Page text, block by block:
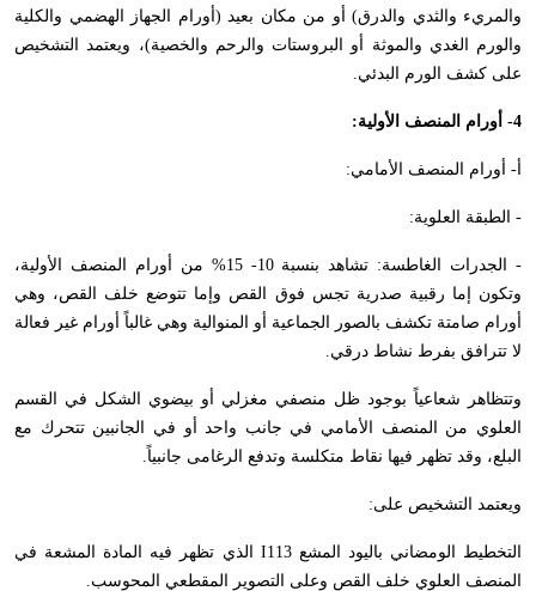
والمريء والثدي والدرق) أو من مكان بعيد (أورام الجهاز الهضمي والكلية
والورم الغدي والموثة أو البروستات والرحم والخصية)، ويعتمد التشخيص
على كشف الورم البدئي.
4- أورام المنصف الأولية:
أ- أورام المنصف الأمامي:
- الطبقة العلوية:
- الجدرات الغاطسة: تشاهد بنسبة 10- 15% من أورام المنصف الأولية،
وتكون إما رقبية صدرية تجس فوق القص وإما تتوضع خلف القص، وهي
أورام صامتة تكشف بالصور الجماعية أو المنوالية وهي غالباً أورام غير فعالة
لا تترافق بفرط نشاط درقي.
وتتظاهر شعاعياً بوجود ظل منصفي مغزلي أو بيضوي الشكل في القسم
العلوي من المنصف الأمامي في جانب واحد أو في الجانبين تتحرك مع
البلع، وقد تظهر فيها نقاط متكلسة وتدفع الرغامى جانبياً.
ويعتمد التشخيص على:
التخطيط الومضاني باليود المشع 113 I الذي تظهر فيه المادة المشعة في
المنصف العلوي خلف القص وعلى التصوير المقطعي المحوسب.